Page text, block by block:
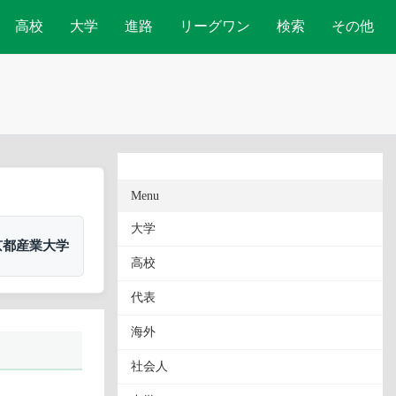
高校 大学 進路 リーグワン 検索 その他
都産業大学
Menu
大学
高校
代表
海外
社会人